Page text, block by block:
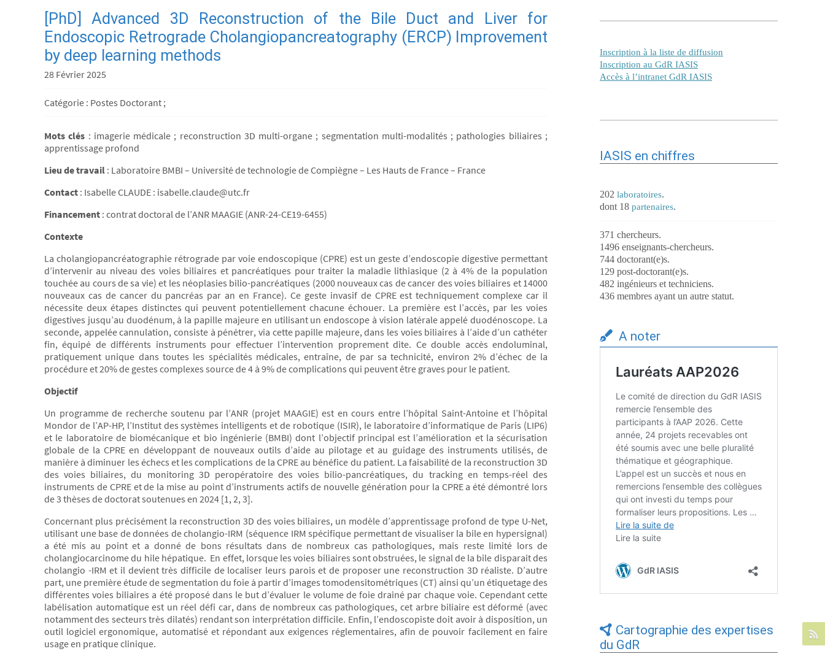
[PhD] Advanced 3D Reconstruction of the Bile Duct and Liver for
Endoscopic Retrograde Cholangiopancreatography (ERCP) Improvement
by deep learning methods
28 Février 2025
Catégorie : Postes Doctorant ;
Mots clés : imagerie médicale ; reconstruction 3D multi-organe ; segmentation multi-modalités ; pathologies biliaires ;
apprentissage profond
Lieu de travail : Laboratoire BMBI – Université de technologie de Compiègne – Les Hauts de France – France
Contact : Isabelle CLAUDE : isabelle.claude@utc.fr
Financement : contrat doctoral de l’ANR MAAGIE (ANR-24-CE19-6455)
Contexte
La cholangiopancréatographie rétrograde par voie endoscopique (CPRE) est un geste d’endoscopie digestive permettant
d’intervenir au niveau des voies biliaires et pancréatiques pour traiter la maladie lithiasique (2 à 4% de la population
touchée au cours de sa vie) et les néoplasies bilio-pancréatiques (2000 nouveaux cas de cancer des voies biliaires et 14000
nouveaux cas de cancer du pancréas par an en France). Ce geste invasif de CPRE est techniquement complexe car il
nécessite deux étapes distinctes qui peuvent potentiellement chacune échouer. La première est l’accès, par les voies
digestives jusqu’au duodénum, à la papille majeure en utilisant un endoscope à vision latérale appelé duodénoscope. La
seconde, appelée cannulation, consiste à pénétrer, via cette papille majeure, dans les voies biliaires à l’aide d’un cathéter
fin, équipé de différents instruments pour effectuer l’intervention proprement dite. Ce double accès endoluminal,
pratiquement unique dans toutes les spécialités médicales, entraîne, de par sa technicité, environ 2% d’échec de la
procédure et 20% de gestes complexes source de 4 à 9% de complications qui peuvent être graves pour le patient.
Objectif
Un programme de recherche soutenu par l’ANR (projet MAAGIE) est en cours entre l’hôpital Saint-Antoine et l’hôpital
Mondor de l’AP-HP, l’Institut des systèmes intelligents et de robotique (ISIR), le laboratoire d’informatique de Paris (LIP6)
et le laboratoire de biomécanique et bio ingénierie (BMBI) dont l’objectif principal est l’amélioration et la sécurisation
globale de la CPRE en développant de nouveaux outils d’aide au pilotage et au guidage des instruments utilisés, de
manière à diminuer les échecs et les complications de la CPRE au bénéfice du patient. La faisabilité de la reconstruction 3D
des voies biliaires, du monitoring 3D peropératoire des voies bilio-pancréatiques, du tracking en temps-réel des
instruments de CPRE et de la mise au point d’instruments actifs de nouvelle génération pour la CPRE a été démontré lors
de 3 thèses de doctorat soutenues en 2024 [1, 2, 3].
Concernant plus précisément la reconstruction 3D des voies biliaires, un modèle d’apprentissage profond de type U-Net,
utilisant une base de données de cholangio-IRM (séquence IRM spécifique permettant de visualiser la bile en hypersignal)
a été mis au point et a donné de bons résultats dans de nombreux cas pathologiques, mais reste limité lors de
cholangiocarcinome du hile hépatique. En effet, lorsque les voies biliaires sont obstruées, le signal de la bile disparait des
cholangio -IRM et il devient très difficile de localiser leurs parois et de proposer une reconstruction 3D réaliste. D’autre
part, une première étude de segmentation du foie à partir d’images tomodensitométriques (CT) ainsi qu’un étiquetage des
différentes voies biliaires a été proposé dans le but d’évaluer le volume de foie drainé par chaque voie. Cependant cette
labélisation automatique est un réel défi car, dans de nombreux cas pathologiques, cet arbre biliaire est déformé (avec
notamment des secteurs très dilatés) rendant son interprétation difficile. Enfin, l’endoscopiste doit avoir à disposition, un
outil logiciel ergonomique, automatisé et répondant aux exigences réglementaires, afin de pouvoir facilement en faire
usage en pratique clinique.
Inscription à la liste de diffusion
Inscription au GdR IASIS
Accès à l’intranet GdR IASIS
IASIS en chiffres
202 laboratoires.
dont 18 partenaires.
371 chercheurs.
1496 enseignants-chercheurs.
744 doctorant(e)s.
129 post-doctorant(e)s.
482 ingénieurs et techniciens.
436 membres ayant un autre statut.
A noter
Cartographie des expertises
du GdR